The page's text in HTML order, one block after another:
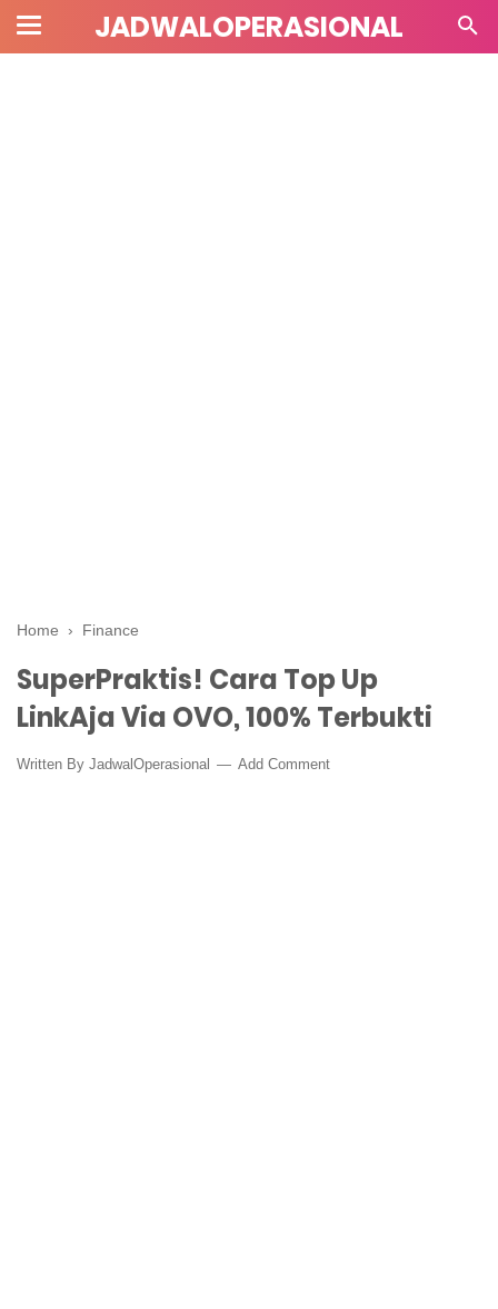
JADWALOPERASIONAL
Home › Finance
SuperPraktis! Cara Top Up
LinkAja Via OVO, 100% Terbukti
Written By JadwalOperasional Add Comment